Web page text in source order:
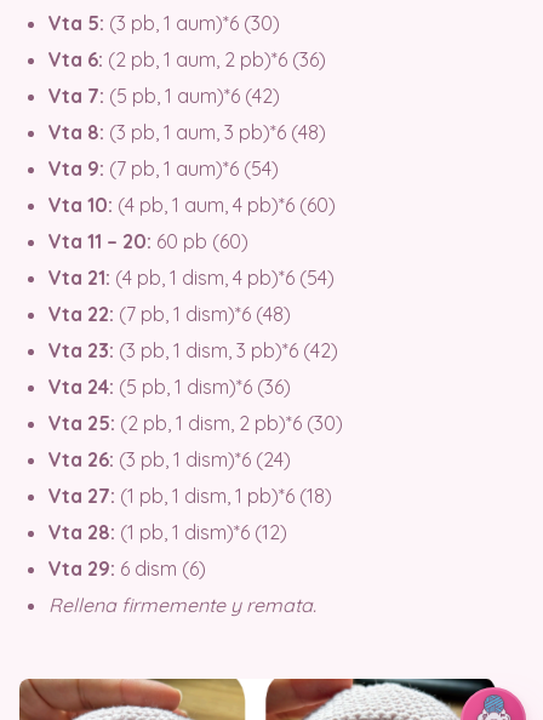
Vta 5: (3 pb, 1 aum)*6 (30)
Vta 6: (2 pb, 1 aum, 2 pb)*6 (36)
Vta 7: (5 pb, 1 aum)*6 (42)
Vta 8: (3 pb, 1 aum, 3 pb)*6 (48)
Vta 9: (7 pb, 1 aum)*6 (54)
Vta 10: (4 pb, 1 aum, 4 pb)*6 (60)
Vta 11 – 20: 60 pb (60)
Vta 21: (4 pb, 1 dism, 4 pb)*6 (54)
Vta 22: (7 pb, 1 dism)*6 (48)
Vta 23: (3 pb, 1 dism, 3 pb)*6 (42)
Vta 24: (5 pb, 1 dism)*6 (36)
Vta 25: (2 pb, 1 dism, 2 pb)*6 (30)
Vta 26: (3 pb, 1 dism)*6 (24)
Vta 27: (1 pb, 1 dism, 1 pb)*6 (18)
Vta 28: (1 pb, 1 dism)*6 (12)
Vta 29: 6 dism (6)
Rellena firmemente y remata.